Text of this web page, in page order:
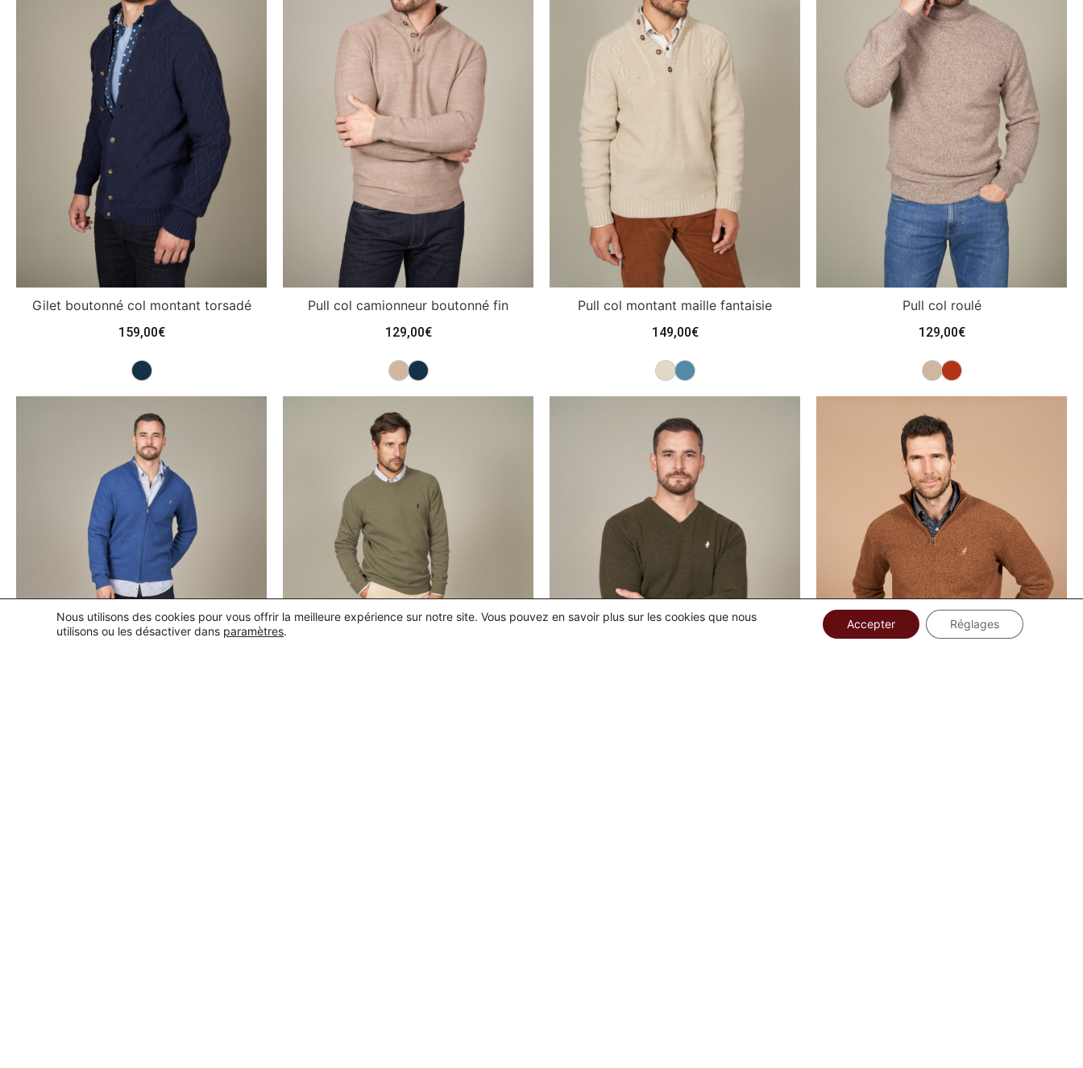
Gilet boutonné col montant torsadé
159,00€
Pull col camionneur boutonné fin
129,00€
Pull col montant maille fantaisie
149,00€
Pull col roulé
129,00€
Nous utilisons des cookies pour vous offrir la meilleure expérience sur notre site. Vous pouvez en savoir plus sur les cookies que nous
utilisons ou les désactiver dans paramètres.
Accepter Réglages